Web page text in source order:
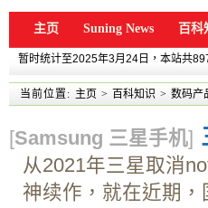
主页 Suning News 百科
暂时统计至2025年3月24日，本站共
当前位置: 主页 > 百科知识 > 数码产
[Samsung 三星手机]
从2021年三星取消
神续作，就在近期